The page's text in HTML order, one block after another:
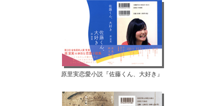
原里実恋愛小説『佐藤くん、大好き』